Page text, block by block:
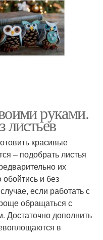
руками.
листьев
красивые
– подобрать листья
их
и без
если работать с
обращаться с
Достаточно дополнить
в